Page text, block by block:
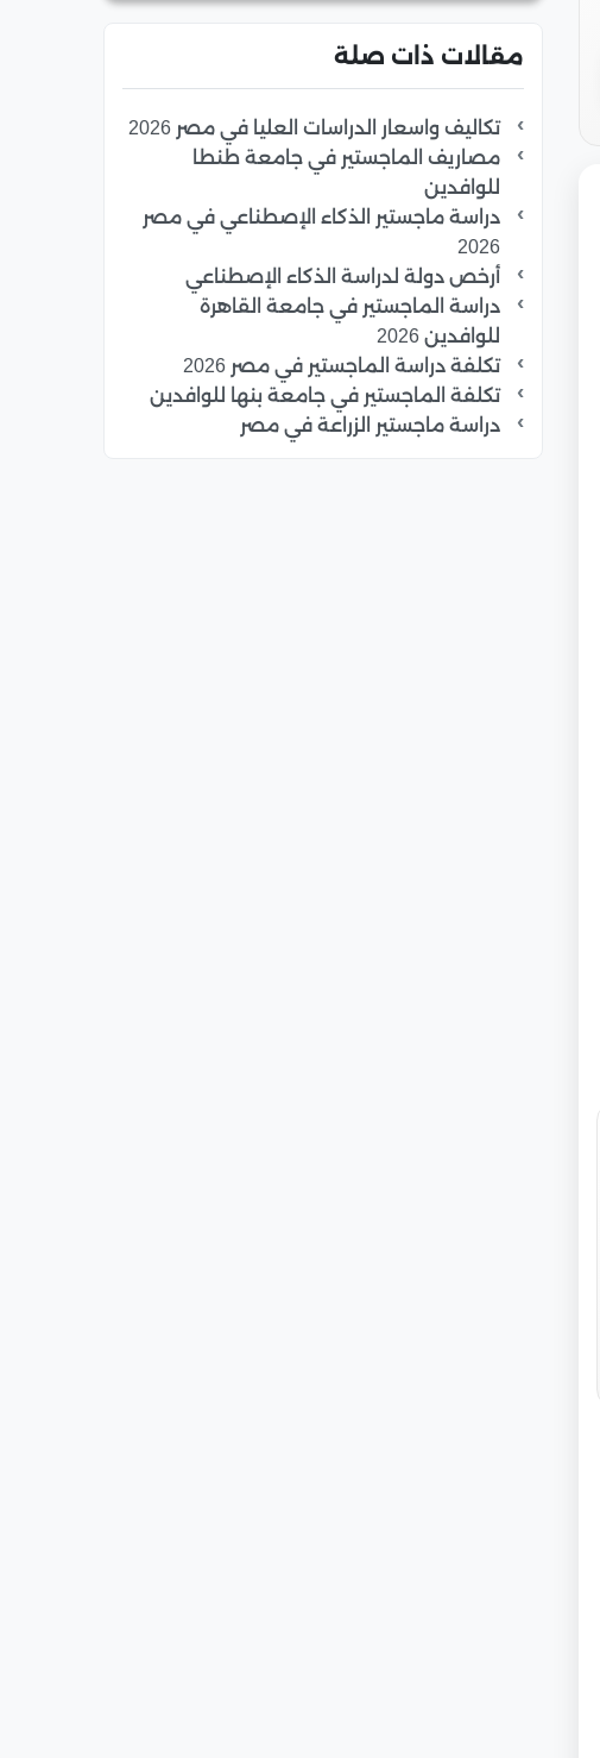
مقالات ذات صلة
تكاليف واسعار الدراسات العليا في مصر 2026
مصاريف الماجستير في جامعة طنطا
للوافدين
دراسة ماجستير الذكاء الإصطناعي في مصر
2026
أرخص دولة لدراسة الذكاء الإصطناعي
دراسة الماجستير في جامعة القاهرة
للوافدين 2026
تكلفة دراسة الماجستير في مصر 2026
تكلفة الماجستير في جامعة بنها للوافدين
دراسة ماجستير الزراعة في مصر